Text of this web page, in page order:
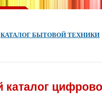
КАТАЛОГ БЫТОВОЙ ТЕХНИКИ